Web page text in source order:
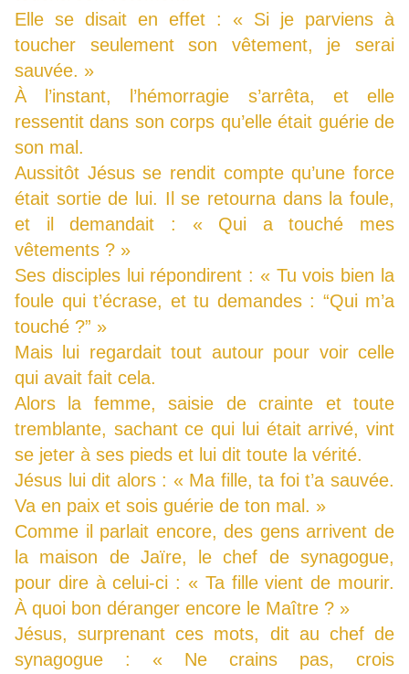
Elle se disait en effet : « Si je parviens à
toucher seulement son vêtement, je serai
sauvée. »
À l’instant, l’hémorragie s’arrêta, et elle
ressentit dans son corps qu’elle était guérie de
son mal.
Aussitôt Jésus se rendit compte qu’une force
était sortie de lui. Il se retourna dans la foule,
et il demandait : « Qui a touché mes
vêtements ? »
Ses disciples lui répondirent : « Tu vois bien la
foule qui t’écrase, et tu demandes : “Qui m’a
touché ?” »
Mais lui regardait tout autour pour voir celle
qui avait fait cela.
Alors la femme, saisie de crainte et toute
tremblante, sachant ce qui lui était arrivé, vint
se jeter à ses pieds et lui dit toute la vérité.
Jésus lui dit alors : « Ma fille, ta foi t’a sauvée.
Va en paix et sois guérie de ton mal. »
Comme il parlait encore, des gens arrivent de
la maison de Jaïre, le chef de synagogue,
pour dire à celui-ci : « Ta fille vient de mourir.
À quoi bon déranger encore le Maître ? »
Jésus, surprenant ces mots, dit au chef de
synagogue : « Ne crains pas, crois